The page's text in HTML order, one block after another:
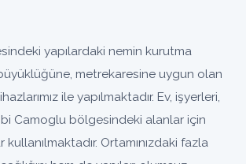
yapılardaki nemin kurutma
metrekaresine uygun olan
ile yapılmaktadır. Ev, işyerleri,
Camoglu bölgesindeki alanlar için
Ortamınızdaki fazla